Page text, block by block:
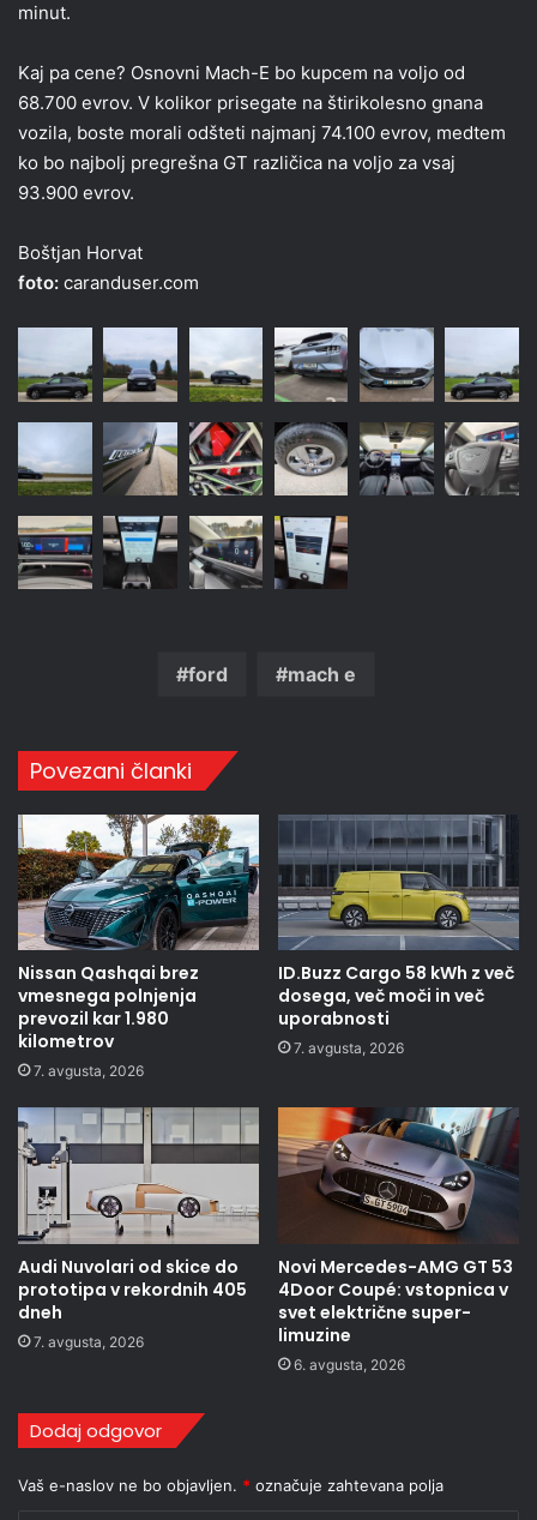
minut.
Kaj pa cene? Osnovni Mach-E bo kupcem na voljo od
68.700 evrov. V kolikor prisegate na štirikolesno gnana
vozila, boste morali odšteti najmanj 74.100 evrov, medtem
ko bo najbolj pregrešna GT različica na voljo za vsaj
93.900 evrov.
Boštjan Horvat
foto: caranduser.com
ford mach e
Povezani članki
Nissan Qashqai brez
vmesnega polnjenja
prevozil kar 1.980
kilometrov
7. avgusta, 2026
ID.Buzz Cargo 58 kWh z več
dosega, več moči in več
uporabnosti
7. avgusta, 2026
Audi Nuvolari od skice do
prototipa v rekordnih 405
dneh
7. avgusta, 2026
Novi Mercedes-AMG GT 53
4Door Coupé: vstopnica v
svet električne super-
limuzine
6. avgusta, 2026
Dodaj odgovor
Vaš e-naslov ne bo objavljen. * označuje zahtevana polja